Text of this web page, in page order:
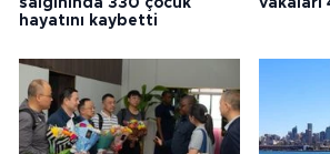
salgınında 330 çocuk
hayatını kaybetti
vakaları